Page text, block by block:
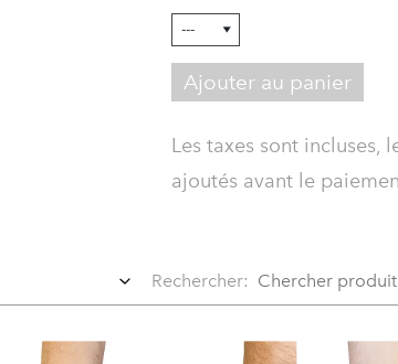
Ajouter au panier
Les taxes sont incluses,
ajoutés avant le
Rechercher: